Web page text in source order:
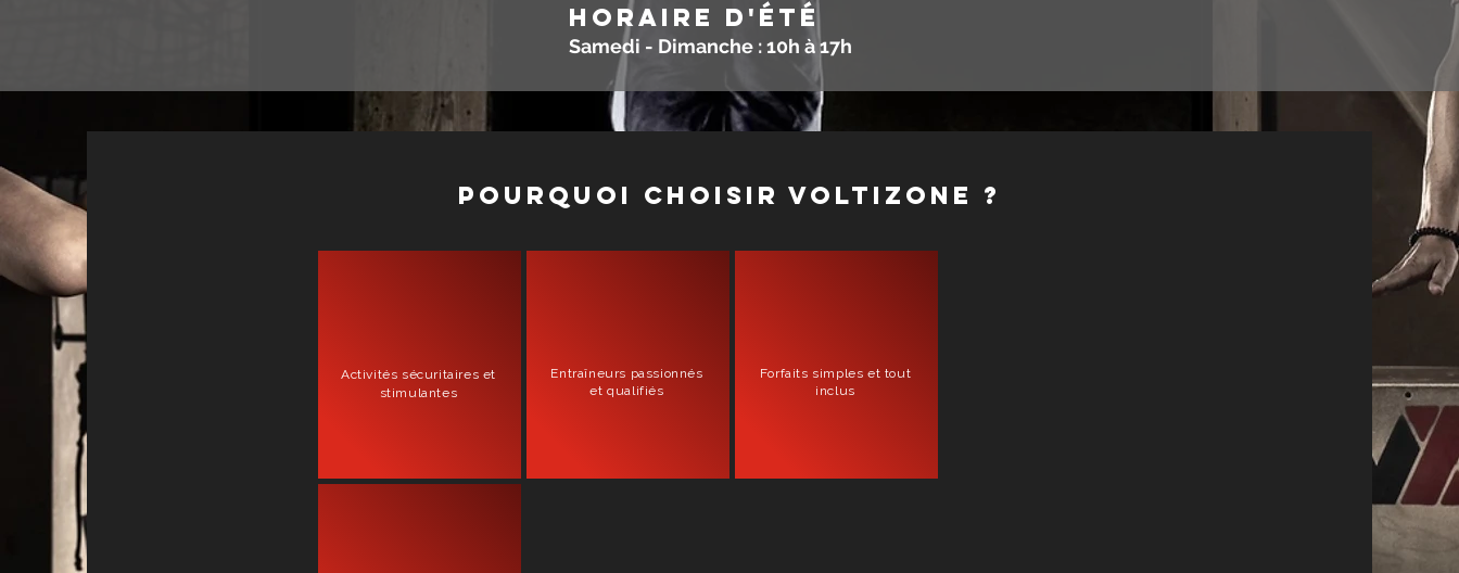
horaire d'été
Samedi - Dimanche : 10h à 17h
Pourquoi choisir voltizone ?
Activités sécuritaires et
stimulantes
Entraîneurs passionnés
et qualifiés
Forfaits simples et tout
inclus